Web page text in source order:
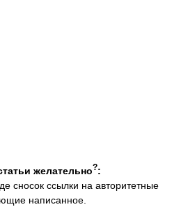
желательно?:
сносок ссылки на авторитетные
написанное.